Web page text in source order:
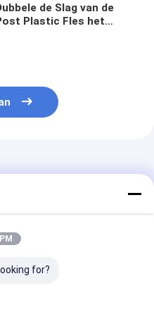
de Slag van de
Plastic Fles het
for?